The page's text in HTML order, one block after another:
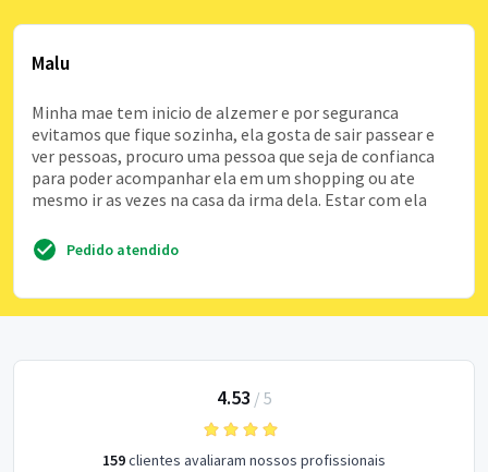
Malu
Minha mae tem inicio de alzemer e por seguranca
evitamos que fique sozinha, ela gosta de sair passear e
ver pessoas, procuro uma pessoa que seja de confianca
para poder acompanhar ela em um shopping ou ate
mesmo ir as vezes na casa da irma dela. Estar com ela
Pedido atendido
4.53 / 5
159clientes avaliaram nossos profissionais